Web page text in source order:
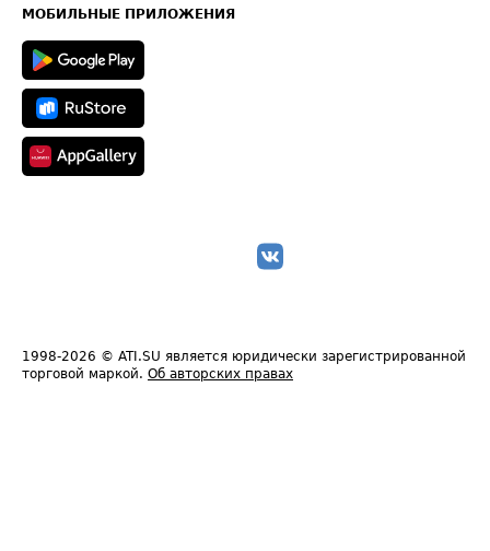
Техническая информация
МОБИЛЬНЫЕ ПРИЛОЖЕНИЯ
1998-2026 © ATI.SU является юридически зарегистрированной
торговой маркой. Об авторских правах